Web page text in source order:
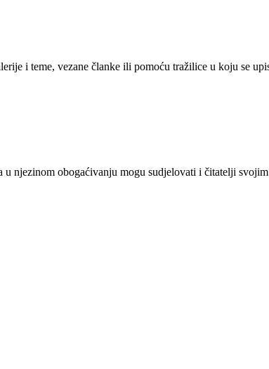
i teme, vezane članke ili pomoću tražilice u koju se
njezinom obogaćivanju mogu sudjelovati i čitatelji